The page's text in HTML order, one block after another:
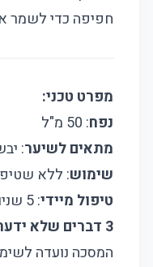
חפיפה כדי לשמר
מפרט טכני:
נפח: 50 מ"ל
מתאים לשיער:
שימוש: ללא
טיפול מיידי: 5 שניות
3 דברים שלא ידעתם על מסכת השיער K18:
המסכה נועדה